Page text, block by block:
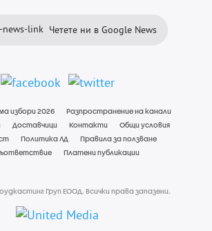
Четете ни в Google News
избори 2026
Разпространение на канали
Доставчици Контакти
Общи условия
Политика ЛД
Правила за ползване
Платени публикации
Груп ЕООД. Всички права запазени.